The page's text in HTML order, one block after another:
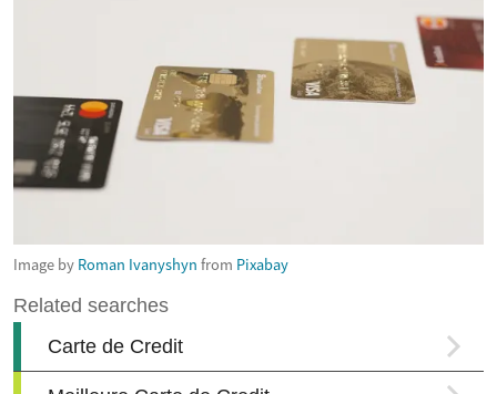
Image by Roman Ivanyshyn from Pixabay